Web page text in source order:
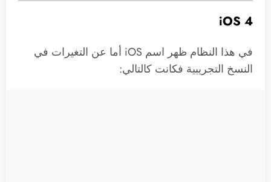
iOS 4
في هذا النظام ظهر اسم iOS أما عن التغيرات في
النسخ التجريبية فكانت كالتالي: